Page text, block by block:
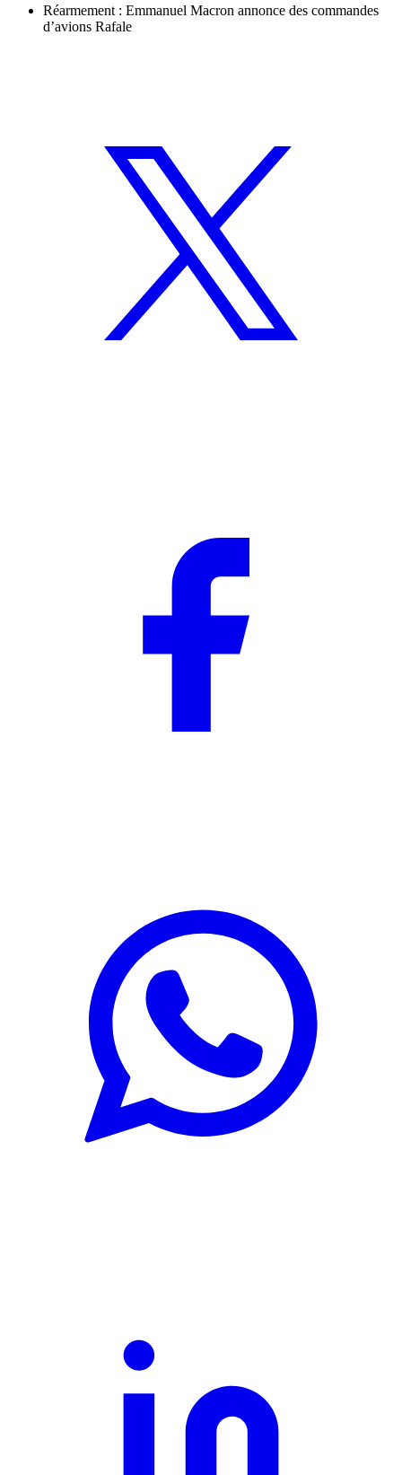
Réarmement : Emmanuel Macron annonce des commandes
d’avions Rafale